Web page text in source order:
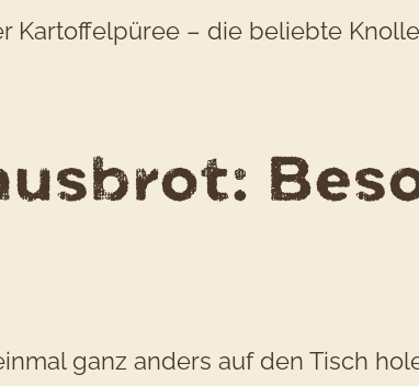
Kartoffelpüree – die beliebte
ganz anders auf den Tisch